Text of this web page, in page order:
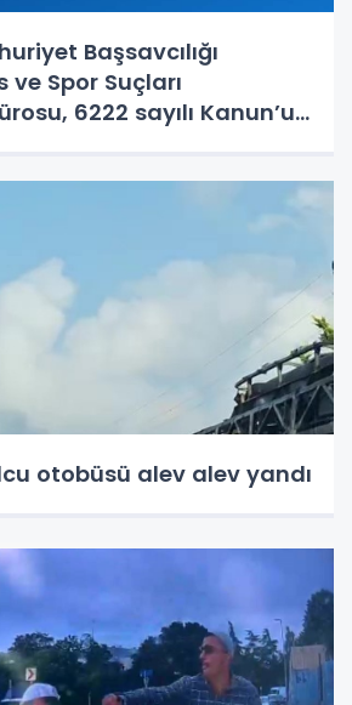
Başsavcılığı
ve Spor Suçları
6222 sayılı Kanun’un
bulundurma ve
otobüsü alev alev yandı